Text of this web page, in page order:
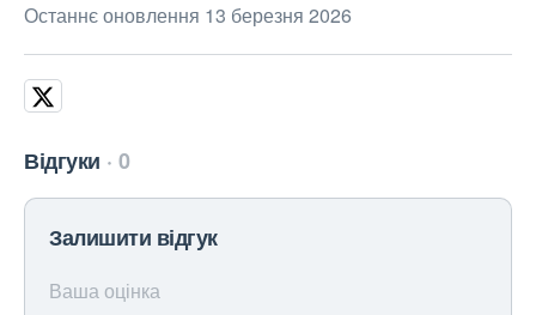
Останнє оновлення 13 березня 2026
Відгуки 0
Залишити відгук
Ваша оцінка